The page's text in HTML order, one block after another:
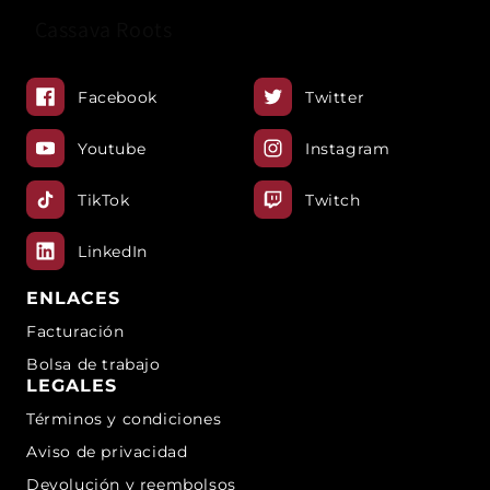
14 DE MARZO DE 2025
Ingredientes Yogurt griego natural 130 grPolvo
Coco Cassava roots 80gr Chocolate derretido 200
ml -Mezcla yogurt natural con Polvo coco hasta
que sea homogénea. -En una charola porciona la
mezcla en...
Facebook Twitter
Youtube Instagram
TikTok Twitch
LinkedIn
ENLACES
Facturación
Bolsa de trabajo
LEGALES
Términos y condiciones
Aviso de privacidad
Devolución y reembolsos